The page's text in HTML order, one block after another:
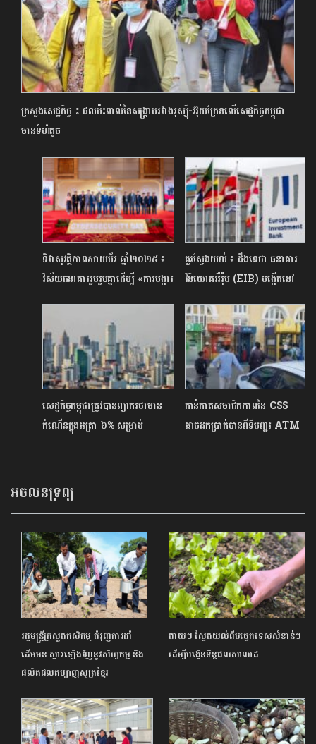
ក្រសួងសេដ្ឋកិច្ច ៖ ផលប៉ះពាល់នៃសង្គ្រាមរវាងរុស្ស៊ី-អ៊ុយក្រែនលើសេដ្ឋកិច្ចកម្ពុជា
មានទំហំតូច
ទិវាសុវត្ថិភាពសាយប័រ ឆ្នាំ២០២៥ ៖
វិស័យធនាគាររួបរួមគ្នាដើម្បី «ការបង្ការ
គួរស្វែងយល់ ៖ ដឹងទេថា ធនាគារ
វិនិយោគអឺរ៉ុប (EIB) បង្កើតនៅ
សេដ្ឋកិច្ចកម្ពុជាត្រូវបានព្យាករថាមាន
កំណើនក្នុងអត្រា ៦% សម្រាប់
កាន់កាតសមាជិកភាពនៃ CSS
អាចដកប្រាក់បានពីទីបញ្ជរ ATM
អចលនទ្រព្យ
រដ្ឋមន្ដ្រីក្រសួងកសិកម្ម ជំរុញការដាំ
ដើមមន ស្ដារឡើងវិញនូវសិប្បកម្ម និង
ផលិតផលតម្បាញសូត្រខ្មែរ
ងាយៗ ស្វែងយល់ពីបច្ចេកទេសសំខាន់ៗ
ដើម្បីបង្កើនទិន្នផលសាលាដ